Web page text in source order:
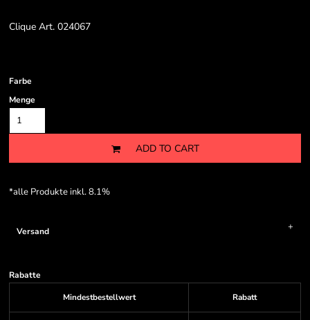
Clique Art. 024067
Farbe
Menge
ADD TO CART
*alle Produkte inkl. 8.1%
Versand
Rabatte
Mindestbestellwert
Rabatt